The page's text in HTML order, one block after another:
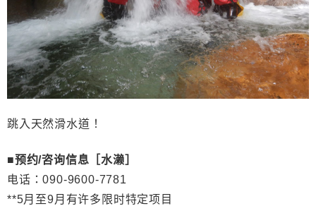
跳入天然滑水道！
■预约/咨询信息［水濑］
电话：090-9600-7781
**5月至9月有许多限时特定项目